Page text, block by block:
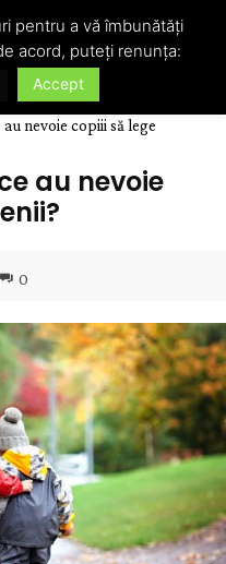
nevoie copiii să lege
au nevoie
0
pentru a vă îmbunătăți
acord, puteți renunța:
Accept